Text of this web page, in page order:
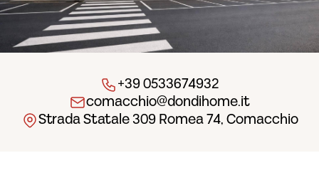
+39 0533674932
comacchio@dondihome.it
Strada Statale 309 Romea 74, Comacchio